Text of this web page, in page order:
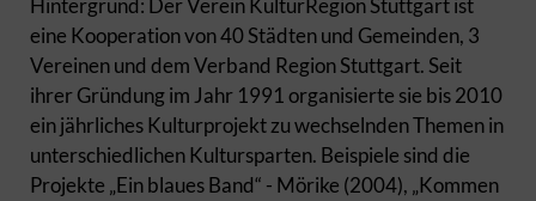
Hintergrund: Der Verein KulturRegion Stuttgart ist
eine Kooperation von 40 Städten und Gemeinden, 3
Vereinen und dem Verband Region Stuttgart. Seit
ihrer Gründung im Jahr 1991 organisierte sie bis 2010
ein jährliches Kulturprojekt zu wechselnden Themen in
unterschiedlichen Kultursparten. Beispiele sind die
Projekte „Ein blaues Band“ - Mörike (2004), „Kommen